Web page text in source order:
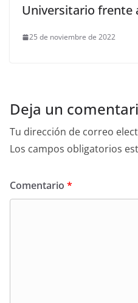
Universitario frente
25 de noviembre de 2022
Deja un
Tu dirección de correo
Los campos obligatorios
Comentario *